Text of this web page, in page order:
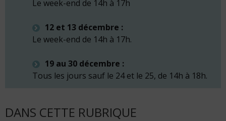
Le week-end de 14h à 17h
12 et 13 décembre :
Le week-end de 14h à 17h.
19 au 30 décembre :
Tous les jours sauf le 24 et le 25, de 14h à 18h.
DANS CETTE RUBRIQUE